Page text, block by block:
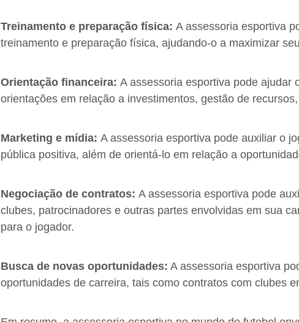
Treinamento e preparação física: A assessoria esportiva
treinamento e preparação física, ajudando-o a maximizar
Orientação financeira: A assessoria esportiva pode ajudar
orientações em relação a investimentos, gestão de
Marketing e mídia: A assessoria esportiva pode auxiliar o
pública positiva, além de orientá-lo em relação a
Negociação de contratos: A assessoria esportiva pode
clubes, patrocinadores e outras partes envolvidas em sua
para o jogador.
Busca de novas oportunidades: A assessoria esportiva
oportunidades de carreira, tais como contratos com clubes